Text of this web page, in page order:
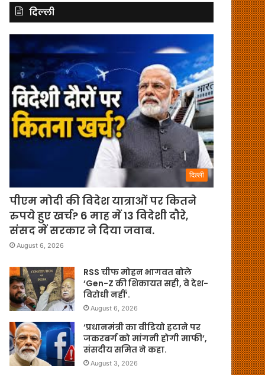
दिल्ली
दिल्ली
पीएम मोदी की विदेश यात्राओं पर कितने
रुपये हुए खर्च? 6 माह में 13 विदेशी दौरे,
संसद में सरकार ने दिया जवाब.
August 6, 2026
RSS चीफ मोहन भागवत बोले
‘Gen-Z की शिकायत सही, वे देश-
विरोधी नहीं’.
August 6, 2026
‘प्रधानमंत्री का वीडियो हटाने पर
जकरबर्ग को मांगनी होगी माफी’,
संसदीय समित ने कहा.
August 3, 2026